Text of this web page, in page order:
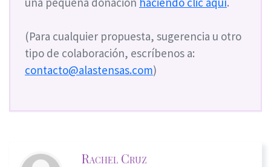
(Para cualquier propuesta, sugerencia u otro
tipo de colaboración, escríbenos a:
contacto@alastensas.com)
Rachel Cruz